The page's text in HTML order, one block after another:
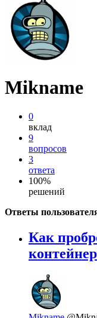
Mikname
0
вклад
9
вопросов
3
ответа
100%
решений
Ответы
Как